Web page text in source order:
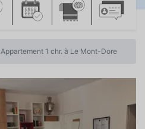
Appartement 1 chr. à Le Mont-Dore